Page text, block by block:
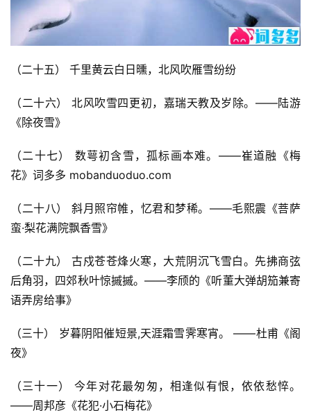
（二十五） 千里黄云白日曛，北风吹雁雪纷纷
（二十六） 北风吹雪四更初，嘉瑞天教及岁除。——陆游
《除夜雪》
（二十七） 数萼初含雪，孤标画本难。——崔道融《梅
花》词多多 mobanduoduo.com
（二十八） 斜月照帘帷，忆君和梦稀。——毛熙震《菩萨
蛮·梨花满院飘香雪》
（二十九） 古戍苍苍烽火寒，大荒阴沉飞雪白。先拂商弦
后角羽，四郊秋叶惊摵摵。——李颀的《听董大弹胡笳兼寄
语弄房给事》
（三十） 岁暮阴阳催短景,天涯霜雪霁寒宵。 ——杜甫《阁
夜》
（三十一） 今年对花最匆匆，相逢似有恨，依依愁悴。
——周邦彦《花犯·小石梅花》